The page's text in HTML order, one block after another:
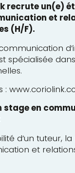
recrute un(e)
et
(H/F).
spécialisée
:
stage en
d’un tuteur,
et